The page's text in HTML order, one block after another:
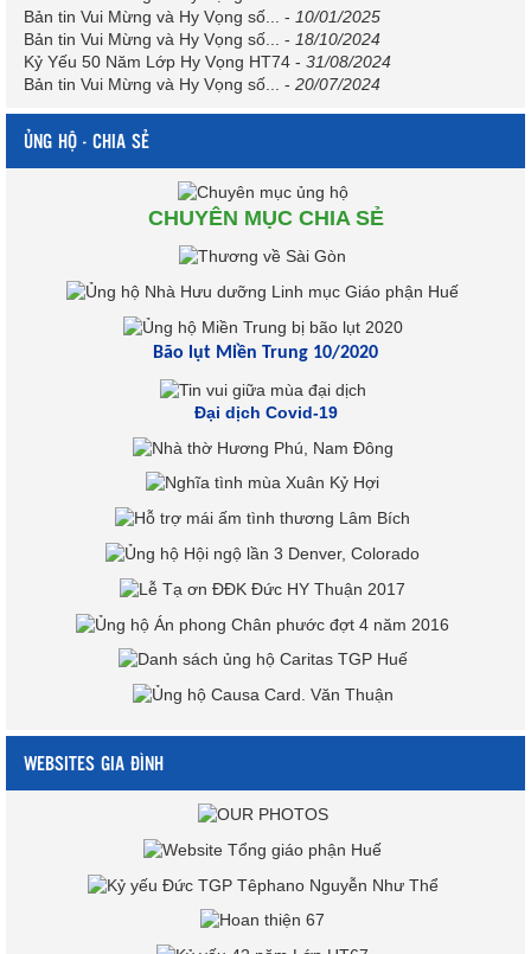
Bản tin Vui Mừng và Hy Vọng số...
- 10/01/2025
Bản tin Vui Mừng và Hy Vọng số...
- 18/10/2024
Kỷ Yếu 50 Năm Lớp Hy Vọng HT74 - 31/08/2024
Bản tin Vui Mừng và Hy Vọng số...
- 20/07/2024
ỦNG HỘ - CHIA SẺ
CHUYÊN MỤC CHIA SẺ
Bão lụt Miền Trung 10/2020
Đại dịch Covid-19
WEBSITES GIA ĐÌNH